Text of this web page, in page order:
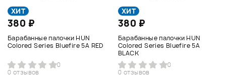
ХИТ
380 ₽
Барабанные палочки HUN
Colored Series Bluefire 5A RED
0
0 отзывов
ХИТ
380 ₽
Барабанные палочки HUN
Colored Series Bluefire 5A
BLACK
0
0 отзывов